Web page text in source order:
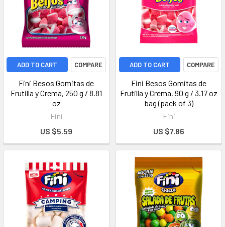
ADD TO CART COMPARE
Fini Besos Gomitas de
Frutilla y Crema, 250 g / 8.81
oz
Fini
US $5.59
ADD TO CART COMPARE
Fini Besos Gomitas de
Frutilla y Crema, 90 g / 3.17 oz
bag (pack of 3)
Fini
US $7.86